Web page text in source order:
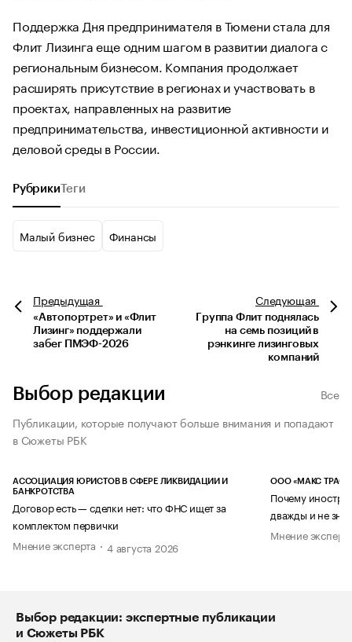
Поддержка Дня предпринимателя в Тюмени стала для
Флит Лизинга еще одним шагом в развитии диалога с
региональным бизнесом. Компания продолжает
расширять присутствие в регионах и участвовать в
проектах, направленных на развитие
предпринимательства, инвестиционной активности и
деловой среды в России.
Рубрики Теги
Малый бизнес Финансы
Предыдущая
«Автопортрет» и «Флит
Лизинг» поддержали
забег ПМЭФ-2026
Следующая
Группа Флит поднялась
на семь позиций в
рэнкинге лизинговых
компаний
Выбор редакции
Все
Публикации, которые получают больше внимания и попадают
в Сюжеты РБК
АССОЦИАЦИЯ ЮРИСТОВ В СФЕРЕ ЛИКВИДАЦИИ И
БАНКРОТСТВА
Договор есть — сделки нет: что ФНС ищет за
комплектом первички
Мнение эксперта
4 августа 2026
ООО «МАКС ТРАСТ»
Почему
дважды и не
Мнение
Выбор редакции: экспертные публикации
и Сюжеты РБК